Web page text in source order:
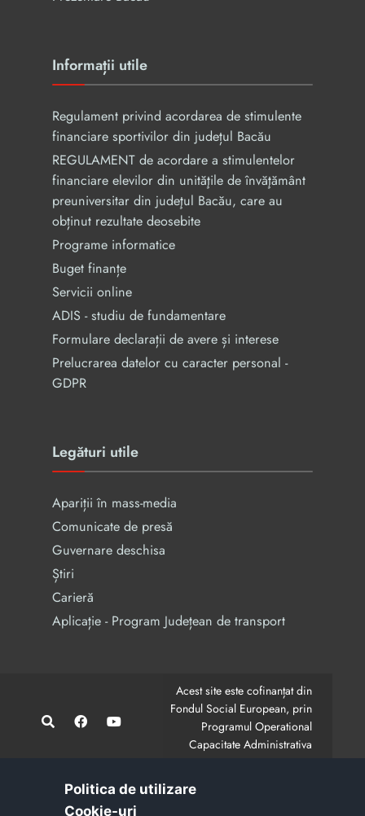
Informații utile
Regulament privind acordarea de stimulente
financiare sportivilor din județul Bacău
REGULAMENT de acordare a stimulentelor
financiare elevilor din unităţile de învăţământ
preuniversitar din judeţul Bacău, care au
obținut rezultate deosebite
Programe informatice
Buget finanțe
Servicii online
ADIS - studiu de fundamentare
Formulare declarații de avere și interese
Prelucrarea datelor cu caracter personal -
GDPR
Legături utile
Apariții în mass-media
Comunicate de presă
Guvernare deschisa
Știri
Carieră
Aplicație - Program Județean de transport
Acest site este cofinanțat din
Fondul Social European, prin
Programul Operational
Capacitate Administrativa
CodMySmis/Sipoca: 128880/652;
Politica de utilizare
Cookie-uri‎